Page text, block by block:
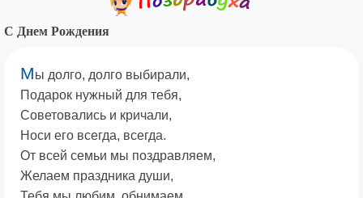
С Днем Рождения
Мы долго, долго выбирали,
Подарок нужный для тебя,
Советовались и кричали,
Носи его всегда, всегда.
От всей семьи мы поздравляем,
Желаем праздника души,